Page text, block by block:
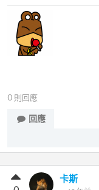
0 則回應
回應
卡斯